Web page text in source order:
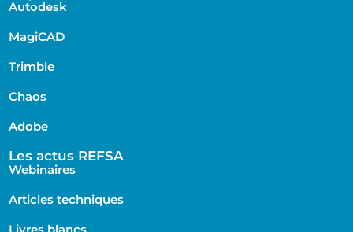
Autodesk
MagiCAD
Trimble
Chaos
Adobe
Les actus REFSA
Webinaires
Articles techniques
Livres blancs